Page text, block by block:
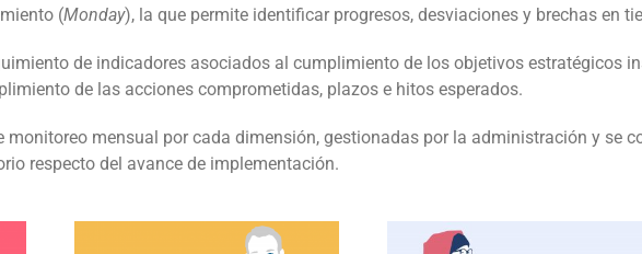
(Monday), la que permite identificar progresos, desviaciones y brechas en
de indicadores asociados al cumplimiento de los objetivos estratégicos
de las acciones comprometidas, plazos e hitos esperados.
monitoreo mensual por cada dimensión, gestionadas por la administración y se
respecto del avance de implementación.